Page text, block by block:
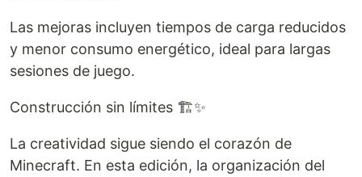
Las mejoras incluyen tiempos de carga reducidos
y menor consumo energético, ideal para largas
sesiones de juego.
Construcción sin límites 🏗️✨
La creatividad sigue siendo el corazón de
Minecraft. En esta edición, la organización del